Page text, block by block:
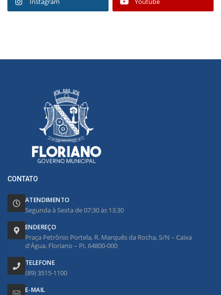
CONTATO
ATENDIMENTO
Segunda à Sexta de 07:30 às 13:30
ENDEREÇO
Praça Petrônio Portela, R. Marquês da Rocha, S/N – Caixa
d'Água, Floriano – PI, 64800-000
TELEFONE
(89) 3515-1100
E-MAIL